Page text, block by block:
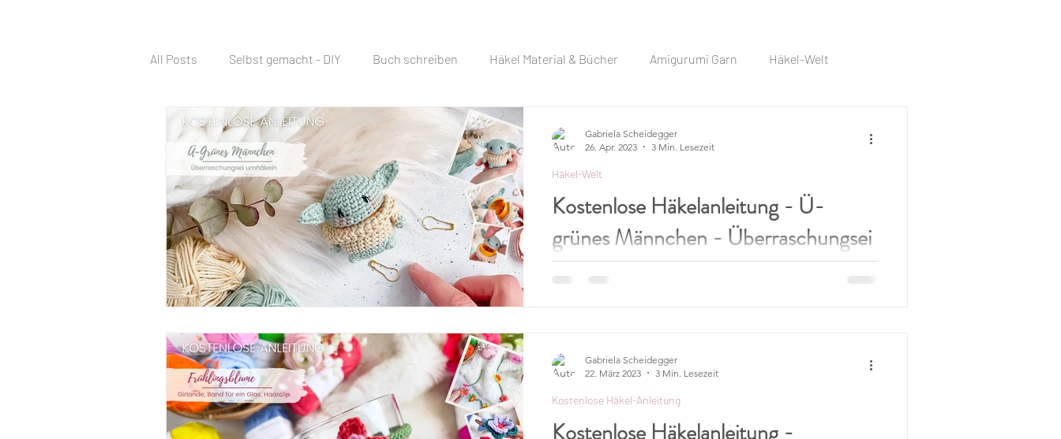
All Posts Selbst gemacht - DIY Buch schreiben Häkel Material & Bücher Amigurumi Garn Häkel-Welt
Häkelschule Kostenlose Häkel-Anleitung
Kostenlose Häkelanleitung - Ü-
grünes Männchen - Überraschungsei
umhäkeln
Häkel-Welt
Gabriela Scheidegger
26. Apr. 2023
3 Min. Lesezeit
Kostenlose Häkelanleitung -
Kostenlose Häkel-Anleitung
Gabriela Scheidegger
22. März 2023
3 Min. Lesezeit